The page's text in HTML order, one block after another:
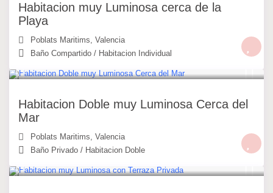
Habitacion muy Luminosa cerca de la
Playa
Poblats Maritims,Valencia
Baño Compartido / Habitacion Individual
Habitacion Doble muy Luminosa Cerca del
Mar
Poblats Maritims,Valencia
Baño Privado / Habitacion Doble